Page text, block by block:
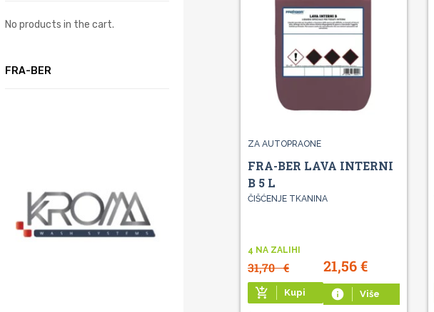
ZA AUTOPRAONE
FRA-BER LAVA INTERNI
B 5 L
ČIŠĆENJE TKANINA
4 NA ZALIHI
31,70€ 21,56€
add_shopping_cart Kupi info Više
No products in the cart.
FRA-BER